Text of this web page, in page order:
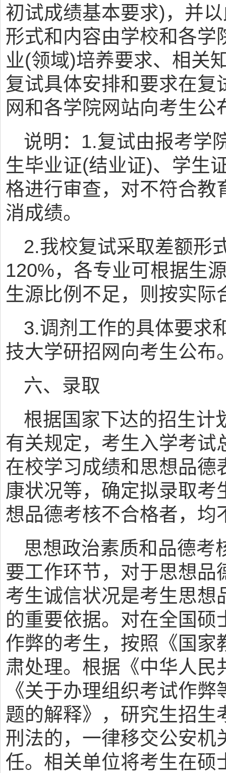
初试成绩基本要求)，并
形式和内容由学校和各学
业(领域)培养要求、相关
复试具体安排和要求在复
网和各学院网站向考生公
说明：1.复试由报考学
生毕业证(结业证)、学生
格进行审查，对不符合教
消成绩。
2.我校复试采取差额形
120%，各专业可根据生
生源比例不足，则按实际
3.调剂工作的具体要求
技大学研招网向考生公布
六、录取
根据国家下达的招生计
有关规定，考生入学考试
在校学习成绩和思想品德
康状况等，确定拟录取考
想品德考核不合格者，均
思想政治素质和品德考
要工作环节，对于思想品
考生诚信状况是考生思想
的重要依据。对在全国
作弊的考生，按照《国家
肃处理。根据《中华人
《关于办理组织考试作
题的解释》，研究生招生
刑法的，一律移交公安机
任。相关单位将考生在硕